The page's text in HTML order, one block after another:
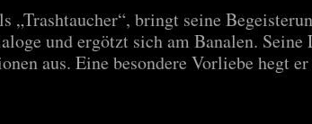
„Trashtaucher“, bringt seine
und ergötzt sich am Banalen. Seine
aus. Eine besondere Vorliebe hegt